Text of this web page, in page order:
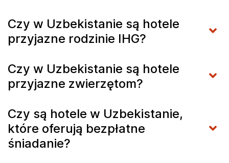
Czy w Uzbekistanie są hotele
przyjazne rodzinie IHG?
Czy w Uzbekistanie są hotele
przyjazne zwierzętom?
Czy są hotele w Uzbekistanie,
które oferują bezpłatne
śniadanie?